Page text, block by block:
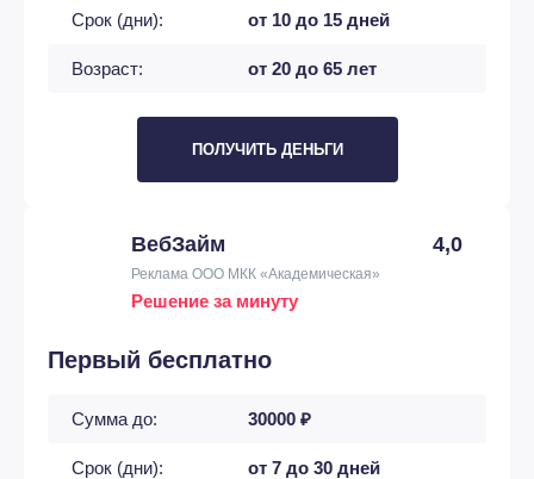
Срок (дни): от 10 до 15 дней
Возраст: от 20 до 65 лет
ПОЛУЧИТЬ ДЕНЬГИ
ВебЗайм 4,0
Реклама ООО МКК «Академическая»
Решение за минуту
Первый бесплатно
Сумма до: 30000 ₽
Срок (дни): от 7 до 30 дней